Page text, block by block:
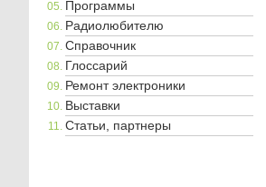
Программы
Радиолюбителю
Справочник
Глоссарий
Ремонт электроники
Выставки
Статьи, партнеры